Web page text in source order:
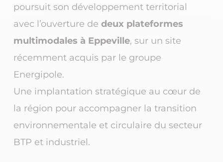
poursuit son développement territorial
avec l’ouverture de deux plateformes
multimodales à Eppeville, sur un site
récemment acquis par le groupe
Energipole.
Une implantation stratégique au cœur de
la région pour accompagner la transition
environnementale et circulaire du secteur
BTP et industriel.